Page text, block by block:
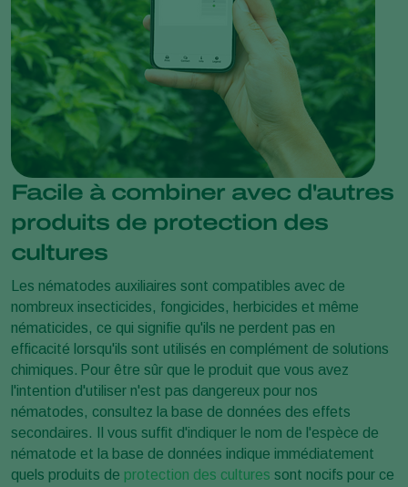
Facile à combiner avec d'autres
produits de protection des
cultures
Les nématodes auxiliaires sont compatibles avec de
nombreux insecticides, fongicides, herbicides et même
nématicides, ce qui signifie qu'ils ne perdent pas en
efficacité lorsqu'ils sont utilisés en complément de solutions
chimiques. Pour être sûr que le produit que vous avez
l'intention d'utiliser n'est pas dangereux pour nos
nématodes, consultez la base de données des effets
secondaires. Il vous suffit d'indiquer le nom de l'espèce de
nématode et la base de données indique immédiatement
quels produits de protection des cultures sont nocifs pour ce